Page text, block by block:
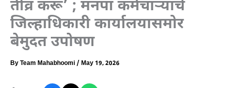
तीव्र करू’ ; मनपा कर्मचाऱ्यांचे
जिल्हाधिकारी कार्यालयासमोर
बेमुदत उपोषण
ByTeam Mahabhoomi/ May 19, 2026